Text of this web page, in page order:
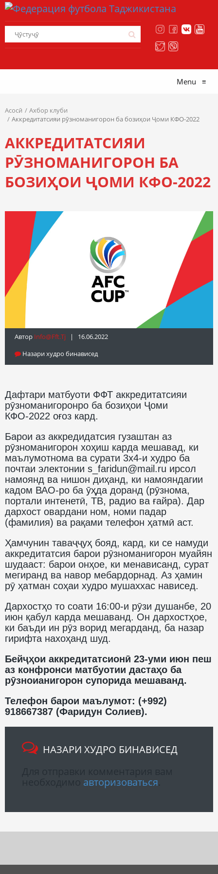
Menu ≡
Асосӣ
Ахбор клуби
Аккредитатсияи рӯзноманигорон ба бозиҳои Ҷоми КФО-2022
АККРЕДИТАТСИЯИ
РӮЗНОМАНИГОРОН БА
БОЗИҲОИ ҶОМИ КФО-2022
Автор Info@fft.tj | 16.06.2022
Назари худро бинависед
Дафтари матбуоти ФФТ аккредитатсияи
рӯзноманигоронро ба бозиҳои Ҷоми
КФО-2022 оғоз кард.
Барои аз аккредидатсия гузаштан аз
рӯзноманигорон хоҳиш карда мешавад, ки
маълумотнома ва сурати 3х4-и худро ба
почтаи электонии s_faridun@mail.ru ирсол
намоянд ва нишон диҳанд, ки намояндагии
кадом ВАО-ро ба ӯҳда доранд (рӯзнома,
портали интенетӣ, ТВ, радио ва ғайра). Дар
дархост овардани ном, номи падар
(фамилия) ва рақами телефон ҳатмӣ аст.
Ҳамчунин таваҷҷуҳ бояд, кард, ки се намуди
аккредитатсия барои рӯзноманигорон муайян
шудааст: барои онҳое, ки менависанд, сурат
мегиранд ва навор мебардорнад. Аз ҳамин
рӯ ҳатман соҳаи худро мушаххас нависед.
Дархостҳо то соати 16:00-и рӯзи душанбе, 20
июн қабул карда мешаванд. Он дархостҳое,
ки баъди ин рӯз ворид мегарданд, ба назар
гирифта нахоҳанд шуд.
Бейҷҳои аккредитатсионӣ 23-уми июн пеш
аз конфронси матбуотии дастаҳо ба
рӯзноианигорон супорида мешаванд.
Телефон барои маълумот: (+992)
918667387 (Фаридун Солиев).
НАЗАРИ ХУДРО БИНАВИСЕД
авторизоваться